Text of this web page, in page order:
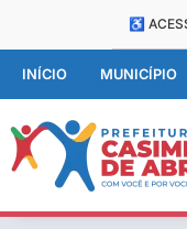
♿
INÍCIO MUNICÍPIO